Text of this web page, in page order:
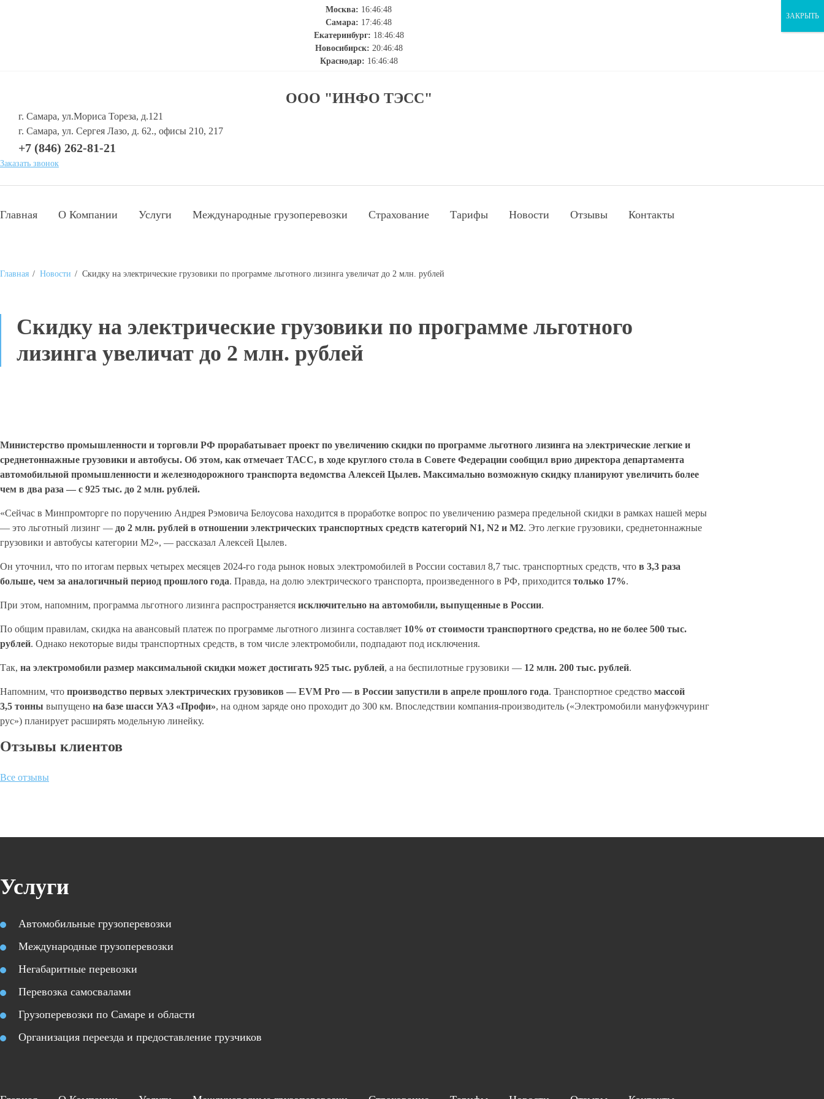
Москва: 16:46:48
Самара: 17:46:48
Екатеринбург: 18:46:48
Новосибирск: 20:46:48
Краснодар: 16:46:48
ООО "ИНФО ТЭСС"
г. Самара, ул.Мориса Тореза, д.121
г. Самара, ул. Сергея Лазо, д. 62., офисы 210, 217
+7 (846) 262-81-21
Заказать звонок
Главная О Компании Услуги Международные грузоперевозки Страхование Тарифы Новости Отзывы Контакты
Главная / Новости / Скидку на электрические грузовики по программе льготного лизинга увеличат до 2 млн. рублей
Скидку на электрические грузовики по программе льготного
лизинга увеличат до 2 млн. рублей
Министерство промышленности и торговли РФ прорабатывает проект по увеличению скидки по программе льготного лизинга на электрические легкие и
среднетоннажные грузовики и автобусы. Об этом, как отмечает ТАСС, в ходе круглого стола в Совете Федерации сообщил врио директора департамента
автомобильной промышленности и железнодорожного транспорта ведомства Алексей Цылев. Максимально возможную скидку планируют увеличить более
чем в два раза — с 925 тыс. до 2 млн. рублей.
«Сейчас в Минпромторге по поручению Андрея Рэмовича Белоусова находится в проработке вопрос по увеличению размера предельной скидки в рамках нашей меры
— это льготный лизинг — до 2 млн. рублей в отношении электрических транспортных средств категорий N1, N2 и M2. Это легкие грузовики, среднетоннажные
грузовики и автобусы категории M2», — рассказал Алексей Цылев.
Он уточнил, что по итогам первых четырех месяцев 2024-го года рынок новых электромобилей в России составил 8,7 тыс. транспортных средств, что в 3,3 раза
больше, чем за аналогичный период прошлого года. Правда, на долю электрического транспорта, произведенного в РФ, приходится только 17%.
При этом, напомним, программа льготного лизинга распространяется исключительно на автомобили, выпущенные в России.
По общим правилам, скидка на авансовый платеж по программе льготного лизинга составляет 10% от стоимости транспортного средства, но не более 500 тыс.
рублей. Однако некоторые виды транспортных средств, в том числе электромобили, подпадают под исключения.
Так, на электромобили размер максимальной скидки может достигать 925 тыс. рублей, а на беспилотные грузовики — 12 млн. 200 тыс. рублей.
Напомним, что производство первых электрических грузовиков — EVM Pro — в России запустили в апреле прошлого года. Транспортное средство массой
3,5 тонны выпущено на базе шасси УАЗ «Профи», на одном заряде оно проходит до 300 км. Впоследствии компания-производитель («Электромобили мануфэкчуринг
рус») планирует расширять модельную линейку.
Отзывы клиентов
Все отзывы
Услуги
Автомобильные грузоперевозки
Международные грузоперевозки
Негабаритные перевозки
Перевозка самосвалами
Грузоперевозки по Самаре и области
Организация переезда и предоставление грузчиков
ЗАКРЫТЬ